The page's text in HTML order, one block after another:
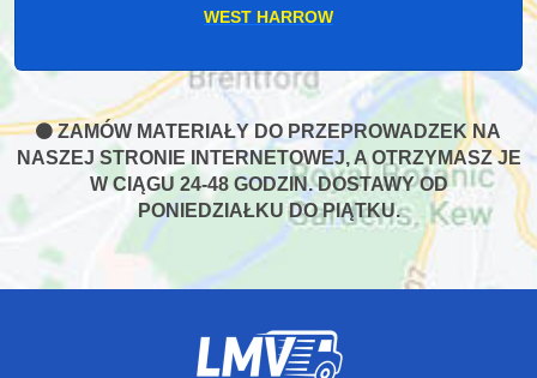
WEST HARROW
ZAMÓW MATERIAŁY DO PRZEPROWADZEK NA
NASZEJ STRONIE INTERNETOWEJ, A OTRZYMASZ JE
W CIĄGU 24-48 GODZIN. DOSTAWY OD
PONIEDZIAŁKU DO PIĄTKU.